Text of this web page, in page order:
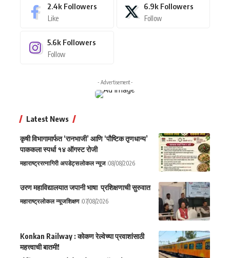
2.4k Followers
Like
6.9k Followers
Follow
5.6k Followers
Follow
- Advertisement -
Latest News
कृषी विभागामार्फत ‘रानभाजी’ आणि ‘पौष्टिक तृणधान्य’
पाककला स्पर्धा १४ ऑगस्ट रोजी
महाराष्ट्ररत्नागिरी अपडेट्सलोकल न्यूज 08/08/2026
उरण महाविद्यालयात जपानी भाषा प्रशिक्षणाची सुरुवात
महाराष्ट्रलोकल न्यूजशिक्षण 07/08/2026
Konkan Railway : कोकण रेल्वेच्या प्रवाशांसाठी
महत्त्वाची बातमी!